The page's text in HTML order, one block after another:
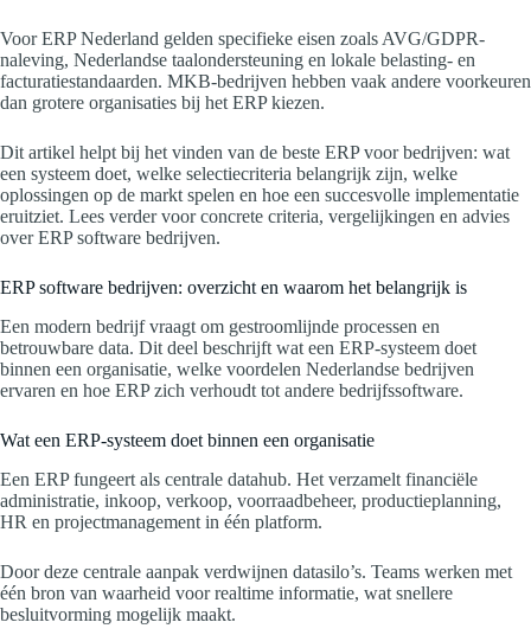
Voor ERP Nederland gelden specifieke eisen zoals AVG/GDPR-
naleving, Nederlandse taalondersteuning en lokale belasting- en
facturatiestandaarden. MKB-bedrijven hebben vaak andere voorkeuren
dan grotere organisaties bij het ERP kiezen.
Dit artikel helpt bij het vinden van de beste ERP voor bedrijven: wat
een systeem doet, welke selectiecriteria belangrijk zijn, welke
oplossingen op de markt spelen en hoe een succesvolle implementatie
eruitziet. Lees verder voor concrete criteria, vergelijkingen en advies
over ERP software bedrijven.
ERP software bedrijven: overzicht en waarom het belangrijk is
Een modern bedrijf vraagt om gestroomlijnde processen en
betrouwbare data. Dit deel beschrijft wat een ERP-systeem doet
binnen een organisatie, welke voordelen Nederlandse bedrijven
ervaren en hoe ERP zich verhoudt tot andere bedrijfssoftware.
Wat een ERP-systeem doet binnen een organisatie
Een ERP fungeert als centrale datahub. Het verzamelt financiële
administratie, inkoop, verkoop, voorraadbeheer, productieplanning,
HR en projectmanagement in één platform.
Door deze centrale aanpak verdwijnen datasilo’s. Teams werken met
één bron van waarheid voor realtime informatie, wat snellere
besluitvorming mogelijk maakt.